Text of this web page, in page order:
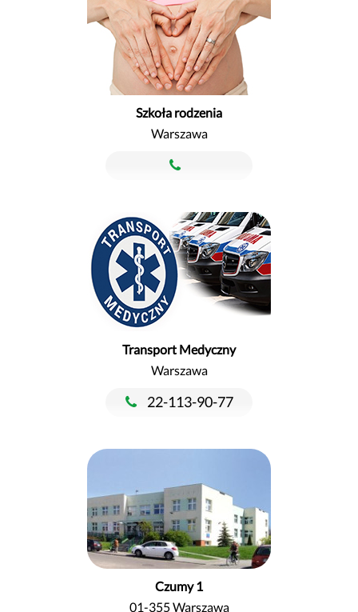
Szkoła rodzenia
Warszawa
Transport Medyczny
Warszawa
22-113-90-77
Czumy 1
01-355 Warszawa